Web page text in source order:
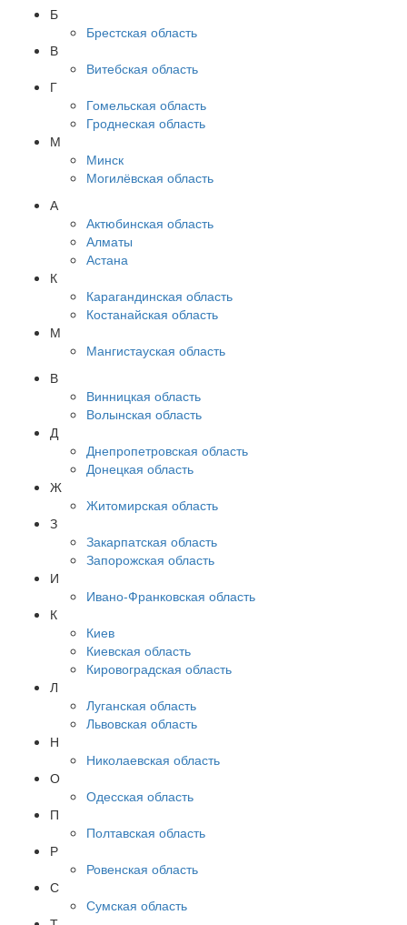
Б
Брестская область
В
Витебская область
Г
Гомельская область
Гроднеская область
М
Минск
Могилёвская область
А
Актюбинская область
Алматы
Астана
К
Карагандинская область
Костанайская область
М
Мангистауская область
В
Винницкая область
Волынская область
Д
Днепропетровская область
Донецкая область
Ж
Житомирская область
З
Закарпатская область
Запорожская область
И
Ивано-Франковская область
К
Киев
Киевская область
Кировоградская область
Л
Луганская область
Львовская область
Н
Николаевская область
О
Одесская область
П
Полтавская область
Р
Ровенская область
С
Сумская область